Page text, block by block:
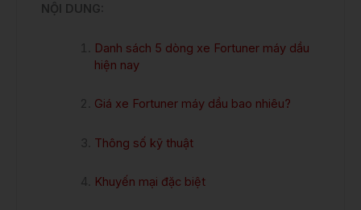
NỘI DUNG:
Danh sách 5 dòng xe Fortuner máy dầu
hiện nay
Giá xe Fortuner máy dầu bao nhiêu?
Thông số kỹ thuật
Khuyến mại đặc biệt